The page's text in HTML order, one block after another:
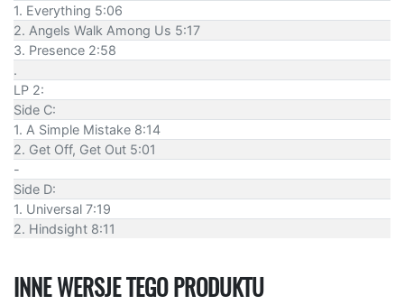
1. Everything 5:06
2. Angels Walk Among Us 5:17
3. Presence 2:58
.
LP 2:
Side C:
1. A Simple Mistake 8:14
2. Get Off, Get Out 5:01
-
Side D:
1. Universal 7:19
2. Hindsight 8:11
INNE WERSJE TEGO PRODUKTU